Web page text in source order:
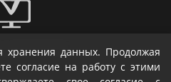
и тв-шоу
хранения данных. Продолжая
согласие на работу с этими